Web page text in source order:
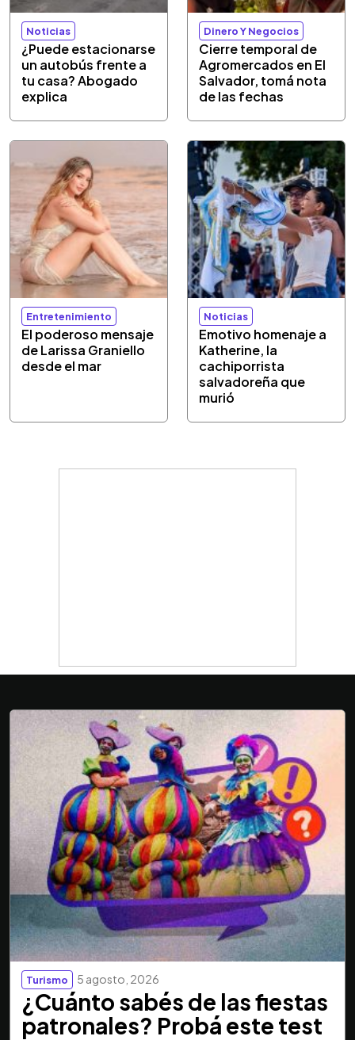
Noticias
¿Puede estacionarse
un autobús frente a
tu casa? Abogado
explica
Dinero Y Negocios
Cierre temporal de
Agromercados en El
Salvador, tomá nota
de las fechas
Entretenimiento
El poderoso mensaje
de Larissa Graniello
desde el mar
Noticias
Emotivo homenaje a
Katherine, la
cachiporrista
salvadoreña que
murió
Turismo 5 agosto, 2026
¿Cuánto sabés de las fiestas
patronales? Probá este test